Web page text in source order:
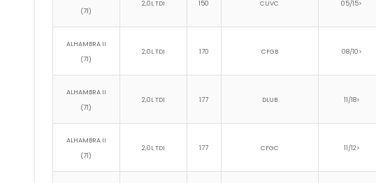
(71)
2,0L TDI 150 CUVC 05/15>
ALHAMBRA II
(71)
2,0L TDI 170 CFGB 08/10>
ALHAMBRA II
(71)
2,0L TDI 177 DLUB 11/18>
ALHAMBRA II
(71)
2,0L TDI 177 CFGC 11/12>